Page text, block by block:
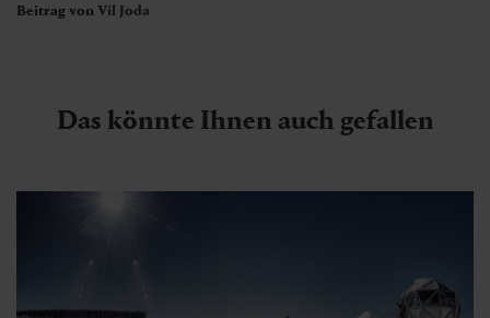
Beitrag vonVil Joda
Das könnte Ihnen auch gefallen